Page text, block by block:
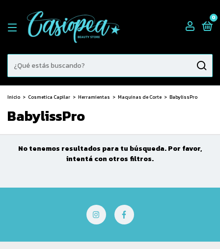
0
Inicio > Cosmetica Capilar > Herramientas > Maquinas de Corte > BabylissPro
BabylissPro
No tenemos resultados para tu búsqueda. Por favor,
intentá con otros filtros.